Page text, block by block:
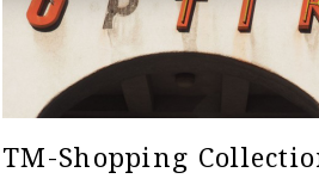
TM-Shopping